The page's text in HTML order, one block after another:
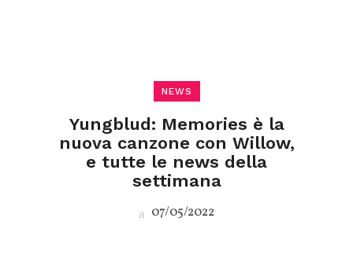
NEWS
Yungblud: Memories è la
nuova canzone con Willow,
e tutte le news della
settimana
07/05/2022